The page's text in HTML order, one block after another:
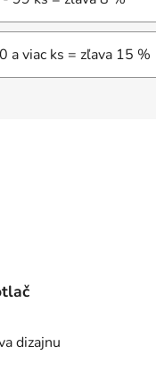
a viac ks = zľava 15 %
dizajnu